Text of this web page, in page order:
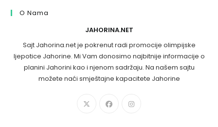
O Nama
JAHORINA.NET
Sajt Jahorina.net je pokrenut radi promocije olimpijske
ljepotice Jahorine. Mi Vam donosimo najbitnije informacije o
planini Jahorini kao i njenom sadržaju. Na našem sajtu
možete naći smještajne kapacitete Jahorine